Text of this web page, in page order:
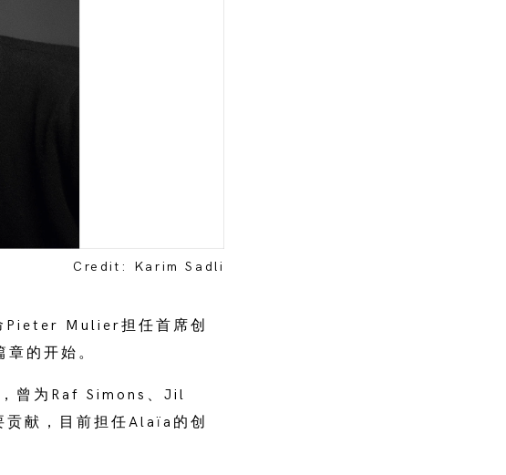
Credit: Karim Sadli
Mulier担任首席创
的开始。
曾为Raf Simons、Jil
献，目前担任Alaïa的创